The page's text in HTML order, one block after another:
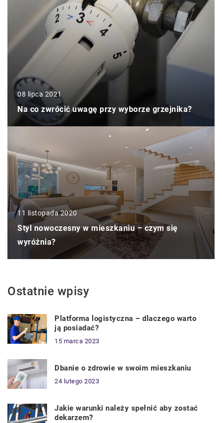
08 lipca 2021
Na co zwrócić uwagę przy wyborze grzejnika?
11 listopada 2020
Styl nowoczesny w mieszkaniu – czym się
wyróżnia?
Ostatnie wpisy
Platforma logistyczna – dlaczego warto
ją posiadać?
15 marca 2023
Dbanie o zdrowie w swoim mieszkaniu
24 lutego 2023
Jakie warunki należy spełnić aby zostać
dekarzem?